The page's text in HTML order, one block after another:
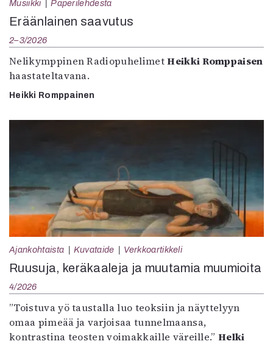
Musiikki Paperilehdestä
Eräänlainen saavutus
2–3/2026
Nelikymppinen RadiopuhelimetHeikki Romppaisen
haastateltavana.
Heikki Romppainen
Ajankohtaista Kuvataide Verkkoartikkeli
Ruusuja, keräkaaleja ja muutamia muumioita
4/2026
”Toistuva yö taustalla luo teoksiin ja näyttelyyn
omaa pimeää ja varjoisaa tunnelmaansa,
kontrastina teosten voimakkaille väreille.”Helki